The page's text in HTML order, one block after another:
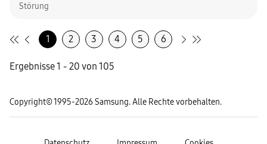
Störung
1 2 3 4 5 6
Ergebnisse 1 - 20 von 105
Copyright© 1995-2026 Samsung. Alle Rechte vorbehalten.